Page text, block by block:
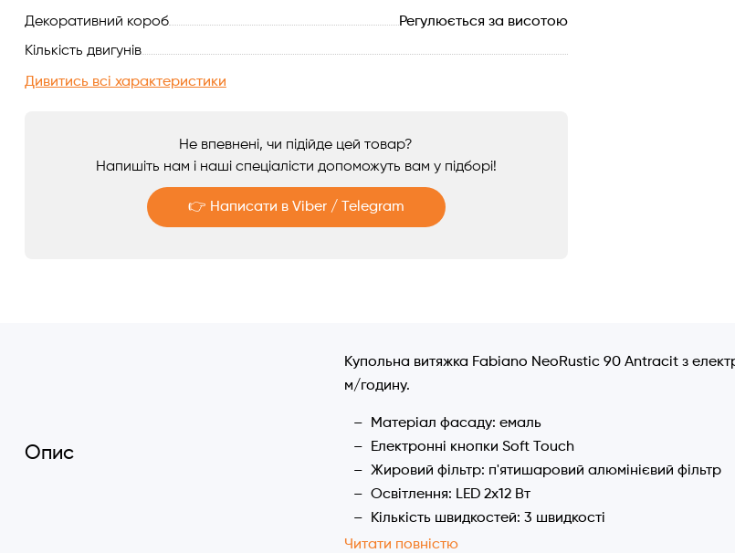
Аксесуари
Декоративний короб
Регулюється за висотою
Кількість двигунів
Дивитись всі характеристики
Не впевнені, чи підійде цей товар?
Напишіть нам і наші спеціалісти допоможуть вам у підборі!
👉 Написати в Viber / Telegram
Опис
Купольна витяжка Fabiano NeoRustic 90 Antracit з
м/годину.
Матеріал фасаду: емаль
Електронні кнопки Soft Touch
Жировий фільтр: п'ятишаровий алюмінієвий фільтр
Освітлення: LED 2x12 Вт
Кількість швидкостей: 3 швидкості
Продуктивність (макс.): 1000 м³/год
Читати повністю